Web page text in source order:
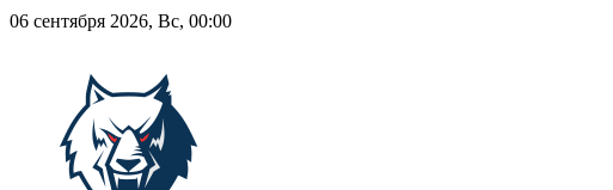
06 сентября 2026, Вс, 00:00